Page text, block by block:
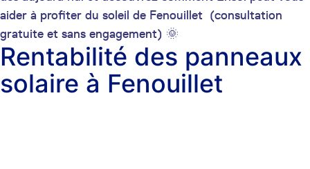
aider à profiter du soleil de Fenouillet (consultation
gratuite et sans engagement) 🌞
Rentabilité des panneaux
solaire à Fenouillet